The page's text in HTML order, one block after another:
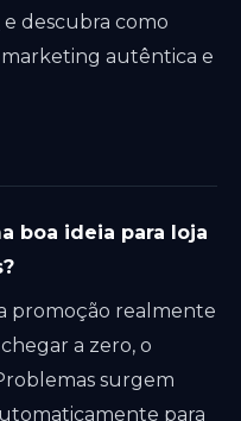
e descubra como
autêntica e
boa ideia para loja
promoção realmente
a zero, o
surgem
para